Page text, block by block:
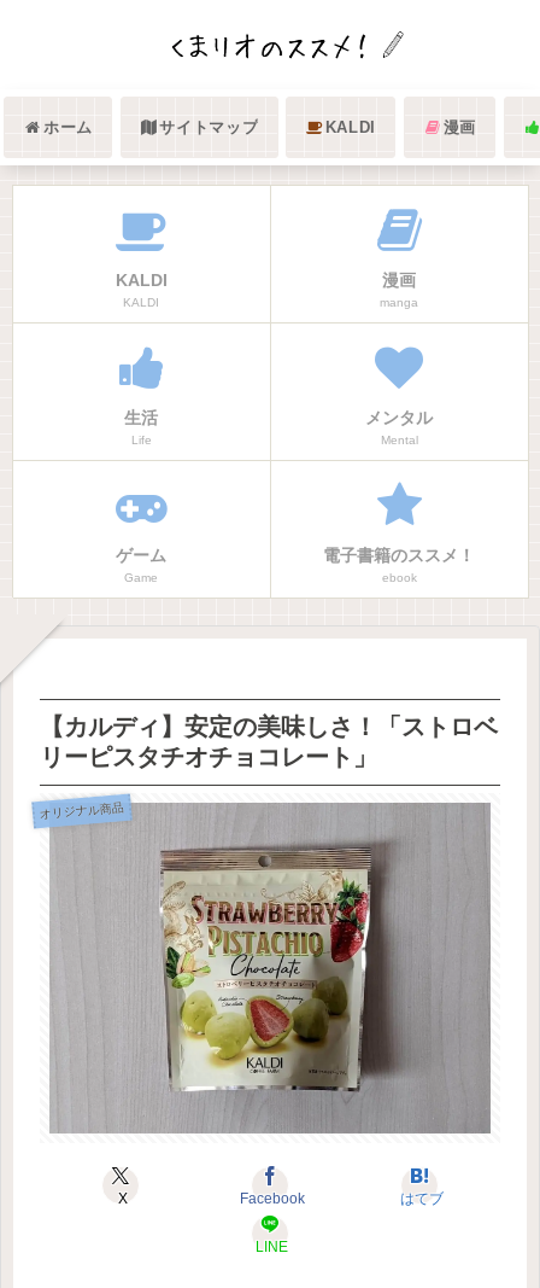
ホーム サイトマップ KALDI 漫画
KALDI
KALDI
漫画
manga
生活
Life
メンタル
Mental
ゲーム
Game
電子書籍のススメ！
ebook
【カルディ】安定の美味しさ！「ストロベ
リーピスタチオチョコレート」
オリジナル商品
X Facebook はてブ
LINE